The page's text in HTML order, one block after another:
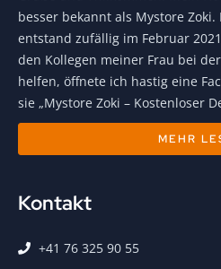
besser bekannt als Mystore Zoki.
entstand zufällig im Februar
den Kollegen meiner Frau bei
helfen, öffnete ich hastig eine
sie „Mystore Zoki – Kostenloser
MEHR
Kontakt
+41 76 325 90 55